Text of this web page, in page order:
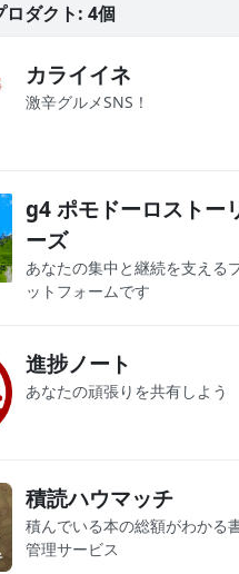
ロダクト: 4個
カライイネ
激辛グルメSNS！
g4 ポモドーロストー
ーズ
あなたの集中と継続を支える
ットフォームです
進捗ノート
あなたの頑張りを共有しよう
積読ハウマッチ
積んでいる本の総額がわかる
管理サービス